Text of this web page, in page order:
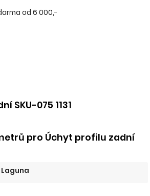
od 6 000,-
SKU-075 1131
pro Úchyt profilu zadní
Laguna